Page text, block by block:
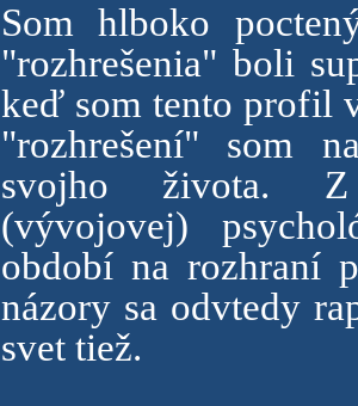
Som hlboko
"rozhrešenia" boli
keď som tento profil
"rozhrešení" som
svojho života. Z
(vývojovej)
období na rozhraní
názory sa odvtedy
svet tiež.